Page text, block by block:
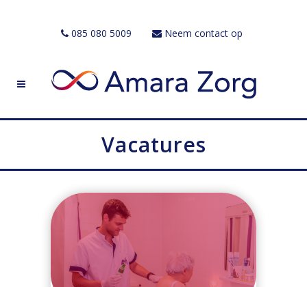
085 080 5009 Neem contact op
Vacatures